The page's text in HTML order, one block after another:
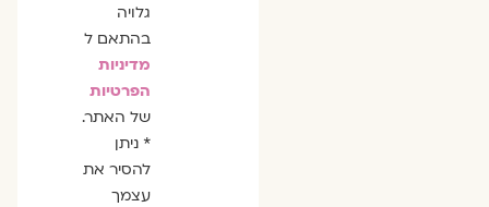
גלויה
בהתאם ל
מדיניות
הפרטיות
של האתר.
* ניתן
להסיר את
עצמך